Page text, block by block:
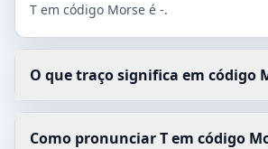
T em código Morse é -.
O que traço significa em código
Como pronunciar T em código